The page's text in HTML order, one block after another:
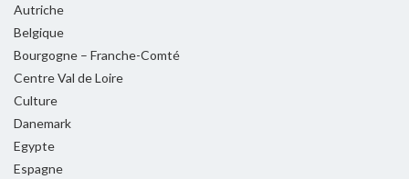
Autriche
Belgique
Bourgogne – Franche-Comté
Centre Val de Loire
Culture
Danemark
Egypte
Espagne